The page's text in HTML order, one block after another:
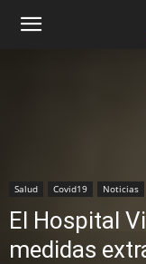
Salud Covid19 Noticias
El Hospital
medidas